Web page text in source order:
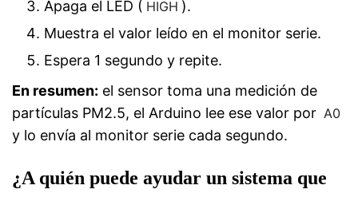
Apaga el LED ( HIGH ).
Muestra el valor leído en el monitor serie.
Espera 1 segundo y repite.
En resumen: el sensor toma una medición de
partículas PM2.5, el Arduino lee ese valor por A0
y lo envía al monitor serie cada segundo.
¿A quién puede ayudar un sistema que